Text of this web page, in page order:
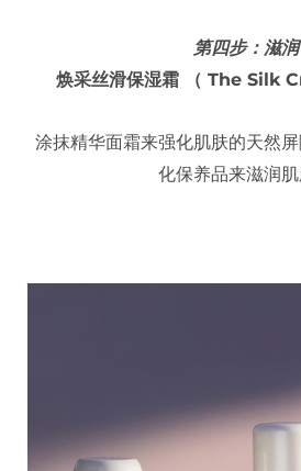
第四步：滋润
焕采丝滑保湿霜 （ The Silk
涂抹精华面霜来强化肌肤的天然
化保养品来滋润肌